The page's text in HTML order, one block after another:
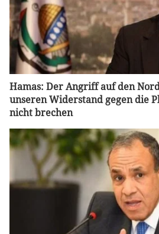
Hamas: Der Angriff auf den
unseren Widerstand gegen die
nicht brechen